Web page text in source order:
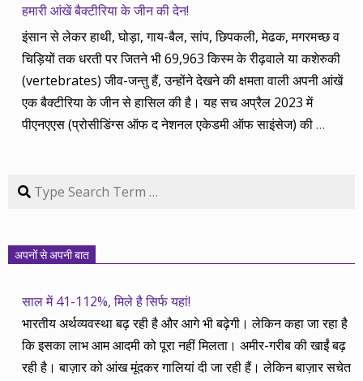
हमारी आंखें बैक्टीरिया के जीन की देन!
इंसान से लेकर हाथी, घोड़ा, गाय-बैल, सांप, छिपकली, मेढक, मगरमच्छ व
चिड़ियों तक धरती पर जितने भी 69,963 किस्म के रीढ़वाले या कशेरुकी
(vertebrates) जीव-जन्तु हैं, उन्होंने देखने की क्षमता वाली अपनी आंखें
एक बैक्टीरिया के जीन से हासिल की है। यह सच अप्रैल 2023 में
पीएनएएस (प्रोसीडिंग्स ऑफ द नेशनल एकेडमी ऑफ साइंसेज) की…
Search
अपनों से अपनी बात
साल में 41-112%, मिले है सिर्फ यहां!
भारतीय अर्थव्यवस्था बढ़ रही है और आगे भी बढ़ेगी। लेकिन कहा जा रहा है
कि इसका लाभ आम आदमी को पूरा नहीं मिलता। अमीर-गरीब की खाईं बढ़
रही है। बाज़ार को आंख मूंदकर गालियां दी जा रही हैं। लेकिन बाज़ार सचेत